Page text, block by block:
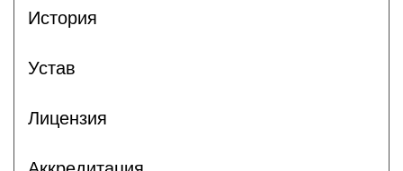
История
Устав
Лицензия